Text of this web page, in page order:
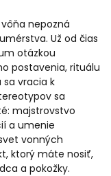
nepozná
Už od čias
otázkou
postavenia, rituálu
vracia k
sa
majstrovstvo
a umenie
vonných
ktorý máte nosiť,
a pokožky.